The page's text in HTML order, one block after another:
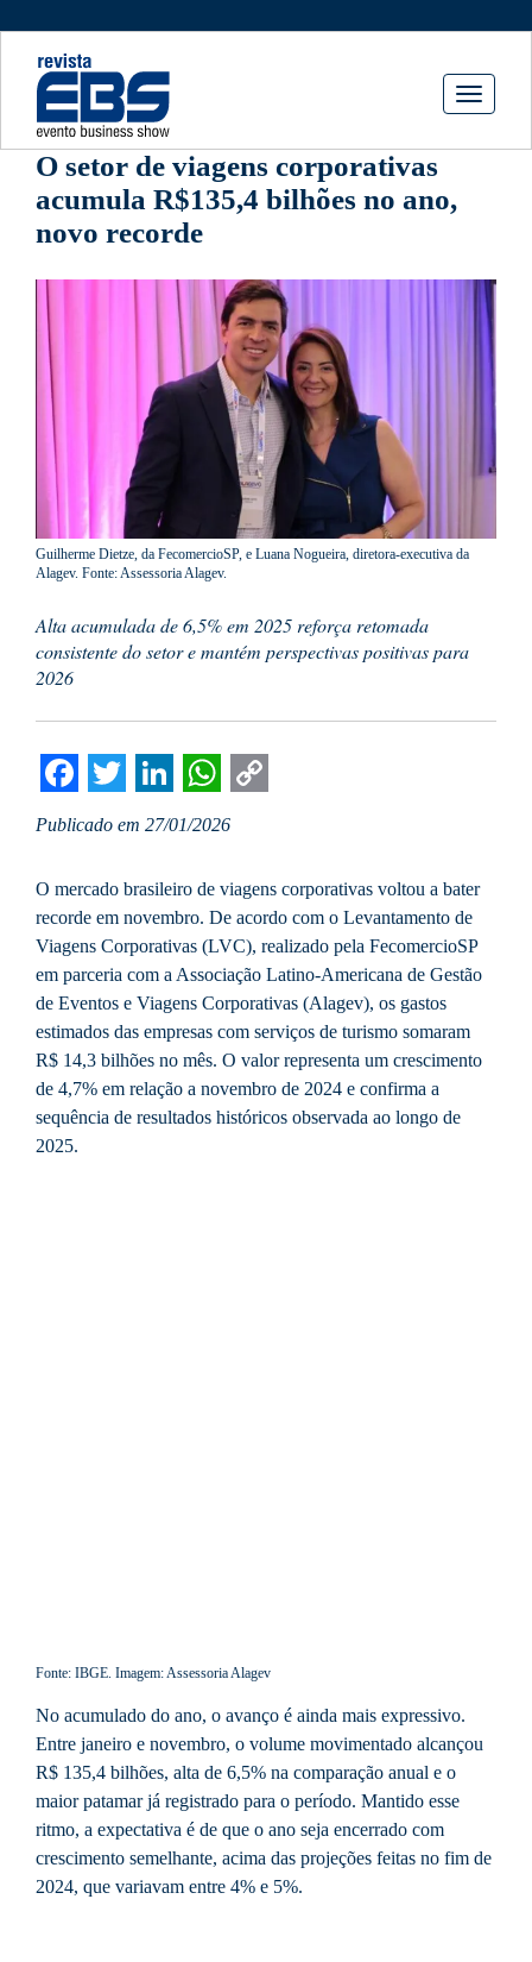
Toggle
O setor de viagens corporativas
acumula R$135,4 bilhões no ano,
novo recorde
Guilherme Dietze, da FecomercioSP, e Luana Nogueira, diretora-executiva da
Alagev. Fonte: Assessoria Alagev.
Alta acumulada de 6,5% em 2025 reforça retomada
consistente do setor e mantém perspectivas positivas para
2026
Facebook
Twitter
LinkedIn
WhatsApp
Publicado em 27/01/2026
O mercado brasileiro de viagens corporativas voltou a bater
recorde em novembro. De acordo com o Levantamento de
Viagens Corporativas (LVC), realizado pela FecomercioSP
em parceria com a Associação Latino-Americana de Gestão
de Eventos e Viagens Corporativas (Alagev), os gastos
estimados das empresas com serviços de turismo somaram
R$ 14,3 bilhões no mês. O valor representa um crescimento
de 4,7% em relação a novembro de 2024 e confirma a
sequência de resultados históricos observada ao longo de
2025.
Fonte: IBGE. Imagem: Assessoria Alagev
No acumulado do ano, o avanço é ainda mais expressivo.
Entre janeiro e novembro, o volume movimentado alcançou
R$ 135,4 bilhões, alta de 6,5% na comparação anual e o
maior patamar já registrado para o período. Mantido esse
ritmo, a expectativa é de que o ano seja encerrado com
crescimento semelhante, acima das projeções feitas no fim de
2024, que variavam entre 4% e 5%.